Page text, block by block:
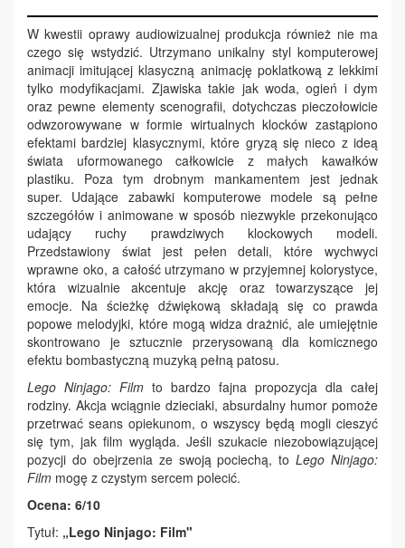
W kwestii oprawy audiowizualnej produkcja również nie ma
czego się wstydzić. Utrzymano unikalny styl komputerowej
animacji imitującej klasyczną animację poklatkową z lekkimi
tylko modyfikacjami. Zjawiska takie jak woda, ogień i dym
oraz pewne elementy scenografii, dotychczas pieczołowicie
odwzorowywane w formie wirtualnych klocków zastąpiono
efektami bardziej klasycznymi, które gryzą się nieco z ideą
świata uformowanego całkowicie z małych kawałków
plastiku. Poza tym drobnym mankamentem jest jednak
super. Udające zabawki komputerowe modele są pełne
szczegółów i animowane w sposób niezwykle przekonująco
udający ruchy prawdziwych klockowych modeli.
Przedstawiony świat jest pełen detali, które wychwyci
wprawne oko, a całość utrzymano w przyjemnej kolorystyce,
która wizualnie akcentuje akcję oraz towarzyszące jej
emocje. Na ścieżkę dźwiękową składają się co prawda
popowe melodyjki, które mogą widza drażnić, ale umiejętnie
skontrowano je sztucznie przerysowaną dla komicznego
efektu bombastyczną muzyką pełną patosu.
Lego Ninjago: Film to bardzo fajna propozycja dla całej
rodziny. Akcja wciągnie dzieciaki, absurdalny humor pomoże
przetrwać seans opiekunom, o wszyscy będą mogli cieszyć
się tym, jak film wygląda. Jeśli szukacie niezobowiązującej
pozycji do obejrzenia ze swoją pociechą, toLego Ninjago:
Film mogę z czystym sercem polecić.
Ocena: 6/10
Tytuł: „Lego Ninjago: Film"